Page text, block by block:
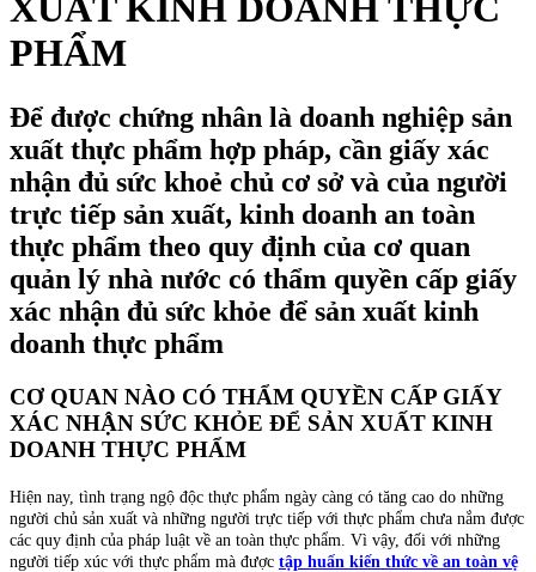
XUẤT KINH DOANH THỰC
PHẨM
Để được chứng nhân là doanh nghiệp sản
xuất thực phẩm hợp pháp, cần giấy xác
nhận đủ sức khoẻ chủ cơ sở và của người
trực tiếp sản xuất, kinh doanh an toàn
thực phẩm theo quy định của cơ quan
quản lý nhà nước có thẩm quyền cấp giấy
xác nhận đủ sức khỏe để sản xuất kinh
doanh thực phẩm
CƠ QUAN NÀO CÓ THẨM QUYỀN CẤP GIẤY
XÁC NHẬN SỨC KHỎE ĐỂ SẢN XUẤT KINH
DOANH THỰC PHẨM
Hiện nay, tình trạng ngộ độc thực phẩm ngày càng có tăng cao do những
người chủ sản xuất và những người trực tiếp với thực phẩm chưa nắm được
các quy định của pháp luật về an toàn thực phẩm. Vì vậy, đối với những
người tiếp xúc với thực phẩm mà được tập huấn kiến thức về an toàn vệ